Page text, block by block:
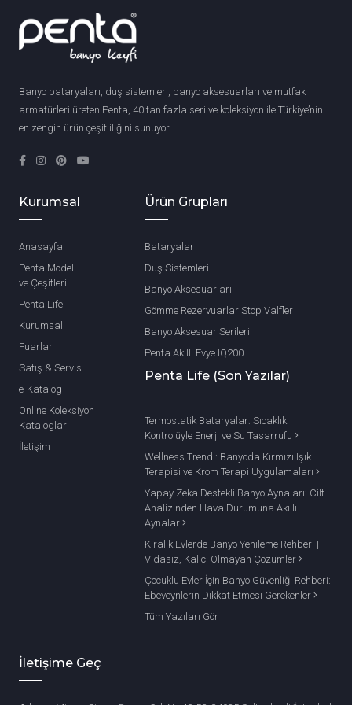
Banyo bataryaları, duş sistemleri, banyo aksesuarları ve mutfak
armatürleri üreten Penta, 40'tan fazla seri ve koleksiyon ile Türkiye’nin
en zengin ürün çeşitliliğini sunuyor.
Kurumsal
Anasayfa
Penta Model
ve Çeşitleri
Penta Life
Kurumsal
Fuarlar
Satış & Servis
e-Katalog
Online Koleksiyon
Katalogları
İletişim
Ürün Grupları
Bataryalar
Duş Sistemleri
Banyo Aksesuarları
Gömme Rezervuarlar Stop Valfler
Banyo Aksesuar Serileri
Penta Akıllı Evye IQ200
Penta Life (Son Yazılar)
Termostatik Bataryalar: Sıcaklık
Kontrolüyle Enerji ve Su Tasarrufu
Wellness Trendi: Banyoda Kırmızı Işık
Terapisi ve Krom Terapi Uygulamaları
Yapay Zeka Destekli Banyo Aynaları: Cilt
Analizinden Hava Durumuna Akıllı
Aynalar
Kiralık Evlerde Banyo Yenileme Rehberi |
Vidasız, Kalıcı Olmayan Çözümler
Çocuklu Evler İçin Banyo Güvenliği Rehberi:
Ebeveynlerin Dikkat Etmesi Gerekenler
Tüm Yazıları Gör
İletişime Geç